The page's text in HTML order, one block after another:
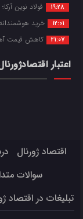
19:28 فولاد نوین
12:01 خرید هوشمندانه
21:07 کاهش قیمت
اعتبار اقتصادژورنال
اقتصاد ژورنال
سوالات
تبلیغات در اقتصاد